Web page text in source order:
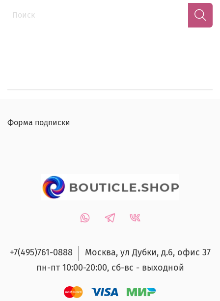
Форма подписки
+7(495)761-0888
Москва, ул Дубки, д.6, офис 37
пн-пт 10:00-20:00, сб-вс - выходной